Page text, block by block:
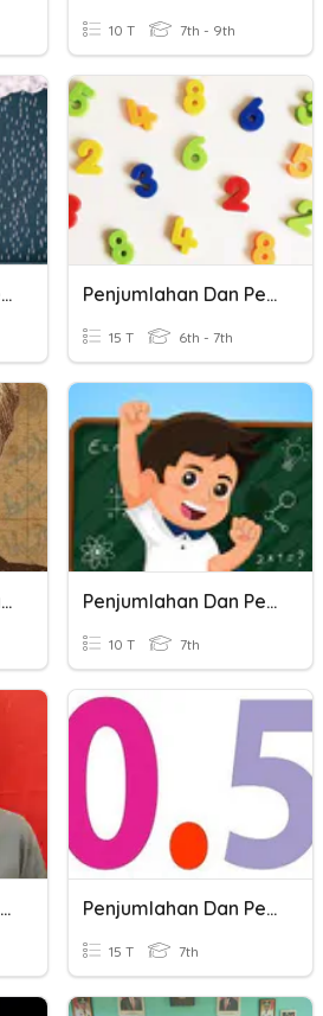
10 T 7th - 9th
Penjumlahan Dan Pengurangan Penjumlahan Dan Pengurangan
15 T 6th - 7th
Aljabar_Penjumlahan Dan Pengurangan Penjumlahan Dan Pengurangan PLSV
10 T 7th
SOAL ALJABAR ( PENJUMLAHAN DAN PENGURANGAN) Penjumlahan Dan Pengurangan Bilangan Desimal
15 T 7th